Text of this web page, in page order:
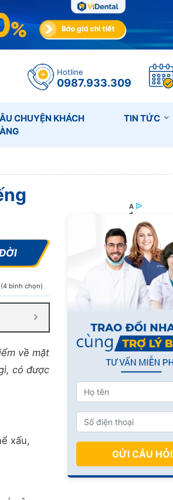
Hotline
0987.933.309
CHUYỆN KHÁCH
TIN TỨC
bình chọn)
về mặt
có được
xấu,
GỬI CÂU HỎI